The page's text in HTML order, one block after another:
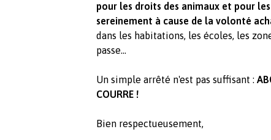
pour les droits des animaux et pour
sereinement à cause de la volonté
dans les habitations, les écoles, les
passe...
Un simple arrêté n'est pas suffisant :
COURRE !
Bien respectueusement,